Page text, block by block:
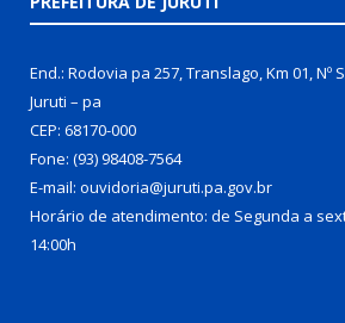
End.: Rodovia pa 257, Translago, Km 01, Nº
Juruti – pa
CEP: 68170-000
Fone: (93) 98408-7564
E-mail: ouvidoria@juruti.pa.gov.br
Horário de atendimento: de Segunda a
14:00h